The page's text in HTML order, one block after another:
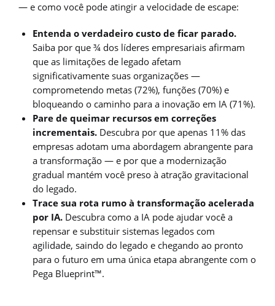
— e como você pode atingir a velocidade de escape:
Entenda o verdadeiro custo de ficar parado.
Saiba por que ¾ dos líderes empresariais afirmam
que as limitações de legado afetam
significativamente suas organizações —
comprometendo metas (72%), funções (70%) e
bloqueando o caminho para a inovação em IA (71%).
Pare de queimar recursos em correções
incrementais. Descubra por que apenas 11% das
empresas adotam uma abordagem abrangente para
a transformação — e por que a modernização
gradual mantém você preso à atração gravitacional
do legado.
Trace sua rota rumo à transformação acelerada
por IA. Descubra como a IA pode ajudar você a
repensar e substituir sistemas legados com
agilidade, saindo do legado e chegando ao pronto
para o futuro em uma única etapa abrangente com o
Pega Blueprint™.